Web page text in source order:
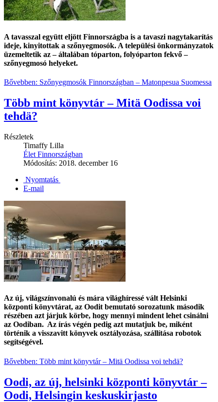
A tavasszal együtt eljött Finnországba is a tavaszi nagytakarítás
ideje, kinyitottak a szőnyegmosók. A települési önkormányzatok
üzemeltetik az – általában tóparton, folyóparton fekvő –
szőnyegmosó helyeket.
Bővebben: Szőnyegmosók Finnországban – Matonpesua Suomessa
Több mint könyvtár – Mitä Oodissa voi
tehdä?
Részletek
Timaffy Lilla
Élet Finnországban
Módosítás: 2018. december 16
Nyomtatás
E-mail
Az új, világszínvonalú és mára világhíressé vált Helsinki
központi könyvtárat, az Oodit bemutató sorozatunk második
részében azt járjuk körbe, hogy mennyi mindent lehet csinálni
az Oodiban. Az írás végén pedig azt mutatjuk be, miként
történik a visszavitt könyvek osztályozása, szállítása robotok
segítségével.
Bővebben: Több mint könyvtár – Mitä Oodissa voi tehdä?
Oodi, az új, helsinki központi könyvtár –
Oodi, Helsingin keskuskirjasto